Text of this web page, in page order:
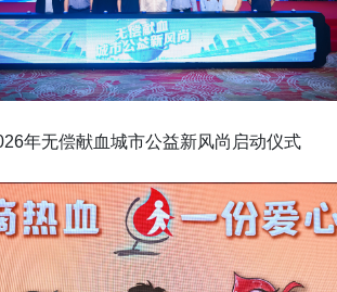
年无偿献血城市公益新风尚启动仪式